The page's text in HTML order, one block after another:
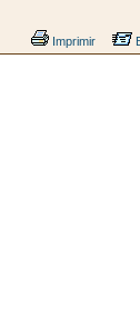
Imprimir